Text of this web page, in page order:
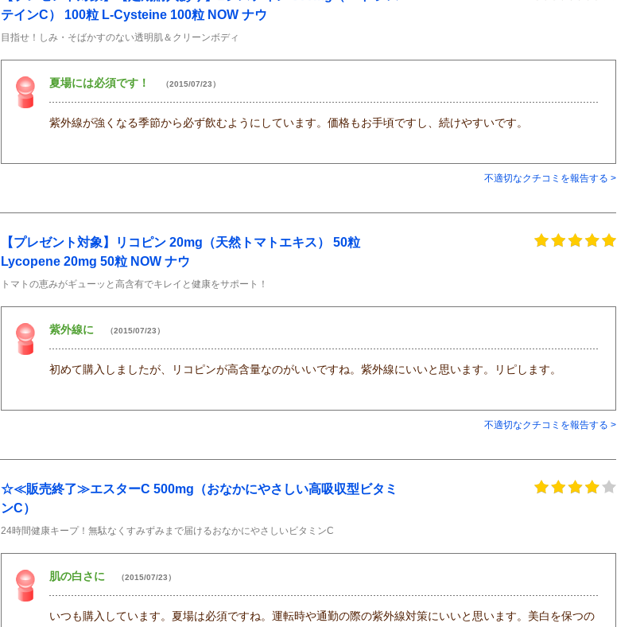
テインC） 100粒 L-Cysteine 100粒 NOW ナウ
目指せ！しみ・そばかすのない透明肌＆クリーンボディ
夏場には必須です！ （2015/07/23）
紫外線が強くなる季節から必ず飲むようにしています。価格もお手頃ですし、続けやすいです。
不適切なクチコミを報告する >
【プレゼント対象】リコピン 20mg（天然トマトエキス） 50粒
Lycopene 20mg 50粒 NOW ナウ
トマトの恵みがギューッと高含有でキレイと健康をサポート！
紫外線に （2015/07/23）
初めて購入しましたが、リコピンが高含量なのがいいですね。紫外線にいいと思います。リピします。
不適切なクチコミを報告する >
☆≪販売終了≫エスターC 500mg（おなかにやさしい高吸収型ビタミ
ンC）
24時間健康キープ！無駄なくすみずみまで届けるおなかにやさしいビタミンC
肌の白さに （2015/07/23）
いつも購入しています。夏場は必須ですね。運転時や通勤の際の紫外線対策にいいと思います。美白を保つの